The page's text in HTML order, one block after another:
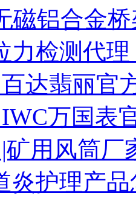
磁铝合金
力检测代
达翡丽官
万国表
矿用风筒厂
炎护理产